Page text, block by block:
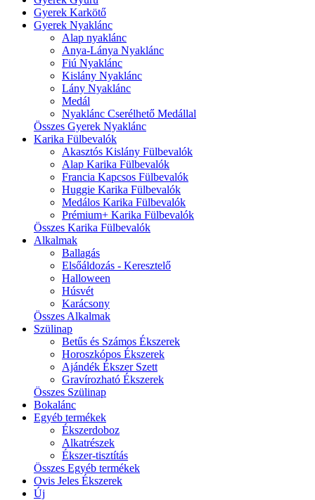
Gyerek Karkötő
Gyerek Nyaklánc
Alap nyaklánc
Anya-Lánya Nyaklánc
Fiú Nyaklánc
Kislány Nyaklánc
Lány Nyaklánc
Medál
Nyaklánc Cserélhető Medállal
Összes Gyerek Nyaklánc
Karika Fülbevalók
Akasztós Kislány Fülbevalók
Alap Karika Fülbevalók
Francia Kapcsos Fülbevalók
Huggie Karika Fülbevalók
Medálos Karika Fülbevalók
Prémium+ Karika Fülbevalók
Összes Karika Fülbevalók
Alkalmak
Ballagás
Elsőáldozás - Keresztelő
Halloween
Húsvét
Karácsony
Összes Alkalmak
Szülinap
Betűs és Számos Ékszerek
Horoszkópos Ékszerek
Ajándék Ékszer Szett
Gravírozható Ékszerek
Összes Szülinap
Bokalánc
Egyéb termékek
Ékszerdoboz
Alkatrészek
Ékszer-tisztítás
Összes Egyéb termékek
Ovis Jeles Ékszerek
Új